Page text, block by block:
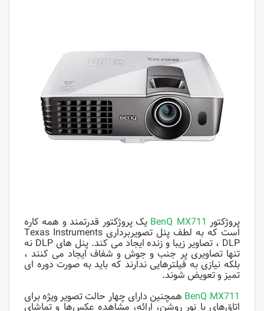
پروژکتور BenQ MX711 یک پروژکتور قدرتمند و همه کاره
است که به لطف پنل تصویربرداری Texas Instruments
DLP ، تصاویر زیبا و زنده ایجاد می کند. پنل های DLP نه
تنها تصاویری پر جنب و جوش و شفاف ایجاد می کنند ،
بلکه نیازی به فیلترهایی ندارند که باید به صورت دوره ای
تمیز و تعویض شوند.
BenQ MX711 همچنین دارای چهار حالت تصویر ویژه برای
اتاق‌های با نور روشن، ارائه، مشاهده عکس‌ها و تماشای